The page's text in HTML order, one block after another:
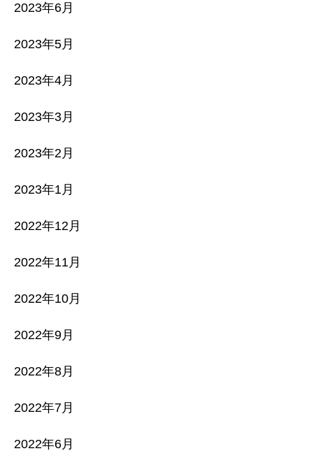
2023年6月
2023年5月
2023年4月
2023年3月
2023年2月
2023年1月
2022年12月
2022年11月
2022年10月
2022年9月
2022年8月
2022年7月
2022年6月